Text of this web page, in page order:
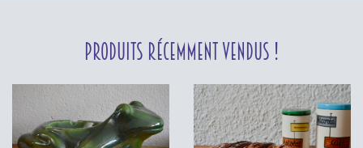
Produits récemment vendus !